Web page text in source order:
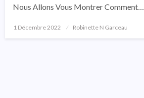
Nous Allons Vous Montrer Comment…
Posted
1 Décembre 2022 Robinette N Garceau